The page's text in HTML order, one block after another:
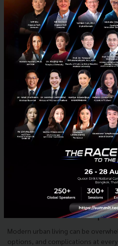
Solutions โดย Ananda ร่วมกั
สังคมเมือง (Urban) ในปัจจุบันเต็มไปด้
ชีวิตที่วุ่นวายและสับสน ทำให้หลายคน
สุขภาพด้วยสิ่งที่ดีที่สุด แม้เทคโนโลยีสมั
เมษายน 10, 2017| ByTechsauce Team
PR News HUBBA Ananda Startup
Registration now open!
Solutions" Hackathon
Modern urban living can be
options, and complications at